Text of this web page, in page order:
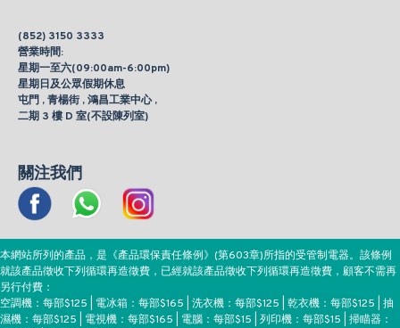
(852) 3150 3333
營業時間:
星期一至六(09:00am-6:00pm)
星期日及公眾假期休息
屯門 , 青楊街 , 鴻昌工業中心 ,
二期 3 樓 D 室(不設陳列室)
關注我們
本網站所列的產品，是《產品環保責任條例》(第603章)所指的受管制電器。該條例
就該產品徵收下列循環再造徵費，已經就該產品徵收下列循環再造徵費，顧客不需再
另行付費：
空調機：每部$125 | 電冰箱：每部$165 | 洗衣機：每部$125 | 乾衣機：每部$125 | 抽
濕機：每部$125 | 電視機：每部$165 | 電腦：每部$15 | 列印機：每部$15 | 掃瞄器：